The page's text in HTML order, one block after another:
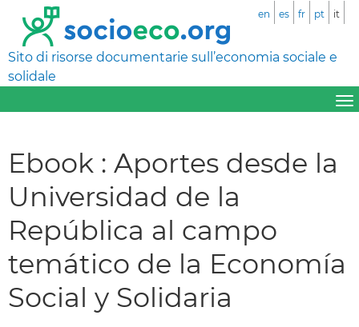
Sito di risorse documentarie sull’economia sociale e
solidale
en es fr pt it
Ebook : Aportes desde la
Universidad de la
República al campo
temático de la Economía
Social y Solidaria